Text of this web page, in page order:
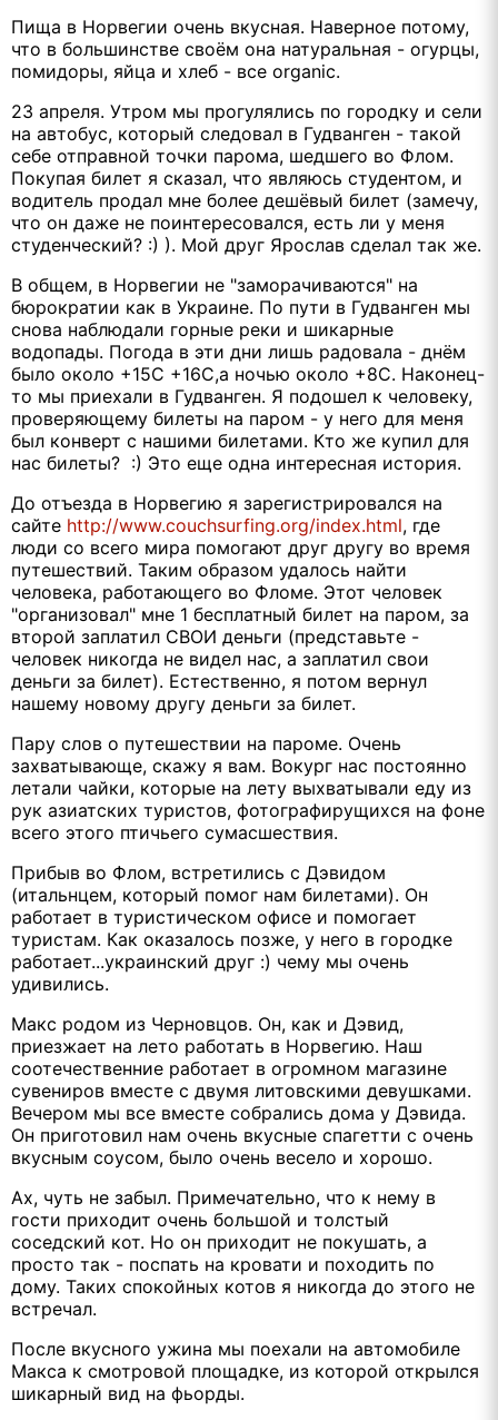
Пища в Норвегии очень вкусная. Наверное потому,
что в большинстве своём она натуральная - огурцы,
помидоры, яйца и хлеб - все organic.
23 апреля. Утром мы прогулялись по городку и сели
на автобус, который следовал в Гудванген - такой
себе отправной точки парома, шедшего во Флом.
Покупая билет я сказал, что являюсь студентом, и
водитель продал мне более дешёвый билет (замечу,
что он даже не поинтересовался, есть ли у меня
студенческий? :) ). Мой друг Ярослав сделал так же.
В общем, в Норвегии не "заморачиваются" на
бюрократии как в Украине. По пути в Гудванген мы
снова наблюдали горные реки и шикарные
водопады. Погода в эти дни лишь радовала - днём
было около +15С +16С,а ночью около +8С. Наконец-
то мы приехали в Гудванген. Я подошел к человеку,
проверяющему билеты на паром - у него для меня
был конверт с нашими билетами. Кто же купил для
нас билеты? :) Это еще одна интересная история.
До отъезда в Норвегию я зарегистрировался на
сайте http://www.couchsurfing.org/index.html, где
люди со всего мира помогают друг другу во время
путешествий. Таким образом удалось найти
человека, работающего во Фломе. Этот человек
"организовал" мне 1 бесплатный билет на паром, за
второй заплатил СВОИ деньги (представьте -
человек никогда не видел нас, а заплатил свои
деньги за билет). Естественно, я потом вернул
нашему новому другу деньги за билет.
Пару слов о путешествии на пароме. Очень
захватывающе, скажу я вам. Вокург нас постоянно
летали чайки, которые на лету выхватывали еду из
рук азиатских туристов, фотографирущихся на фоне
всего этого птичьего сумасшествия.
Прибыв во Флом, встретились с Дэвидом
(итальнцем, который помог нам билетами). Он
работает в туристическом офисе и помогает
туристам. Как оказалось позже, у него в городке
работает...украинский друг :) чему мы очень
удивились.
Макс родом из Черновцов. Он, как и Дэвид,
приезжает на лето работать в Норвегию. Наш
соотечественние работает в огромном магазине
сувениров вместе с двумя литовскими девушками.
Вечером мы все вместе собрались дома у Дэвида.
Он приготовил нам очень вкусные спагетти с очень
вкусным соусом, было очень весело и хорошо.
Ах, чуть не забыл. Примечательно, что к нему в
гости приходит очень большой и толстый
соседский кот. Но он приходит не покушать, а
просто так - поспать на кровати и походить по
дому. Таких спокойных котов я никогда до этого не
встречал.
После вкусного ужина мы поехали на автомобиле
Макса к смотровой площадке, из которой открылся
шикарный вид на фьорды.